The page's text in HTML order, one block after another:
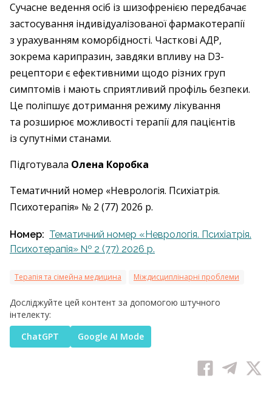
Сучасне ведення осіб із шизофренією передбачає
застосування індивідуалізованої фармакотерапії
з урахуванням коморбідності. Часткові АДР,
зокрема карипразин, завдяки впливу на D3-
рецептори є ефективними щодо різних груп
симптомів і мають сприятливий профіль безпеки.
Це поліпшує дотримання режиму лікування
та розширює можливості терапії для пацієнтів
із супутніми станами.
Підготувала Олена Коробка
Тематичний номер «Неврологія. Психіатрія.
Психотерапія» № 2 (77) 2026 р.
Номер: Тематичний номер «Неврологія. Психіатрія.
Психотерапія» № 2 (77) 2026 р.
Терапія та сімейна медицина Міждисциплінарні проблеми
Досліджуйте цей контент за допомогою штучного
інтелекту:
ChatGPT
Google AI Mode